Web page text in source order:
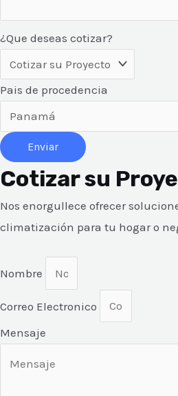
¿Que deseas cotizar?
Pais de procedencia
Enviar
Cotizar su
Nos enorgullece ofrecer
climatización para tu hogar o
Nombre
Correo Electronico
Mensaje